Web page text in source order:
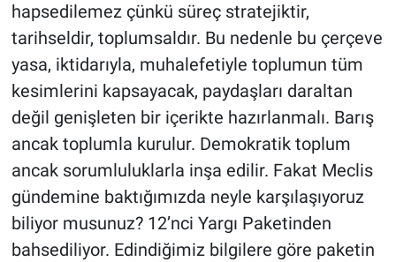
hapsedilemez çünkü süreç stratejiktir,
tarihseldir, toplumsaldır. Bu nedenle bu çerçeve
yasa, iktidarıyla, muhalefetiyle toplumun tüm
kesimlerini kapsayacak, paydaşları daraltan
değil genişleten bir içerikte hazırlanmalı. Barış
ancak toplumla kurulur. Demokratik toplum
ancak sorumluluklarla inşa edilir. Fakat Meclis
gündemine baktığımızda neyle karşılaşıyoruz
biliyor musunuz? 12’nci Yargı Paketinden
bahsediliyor. Edindiğimiz bilgilere göre paketin